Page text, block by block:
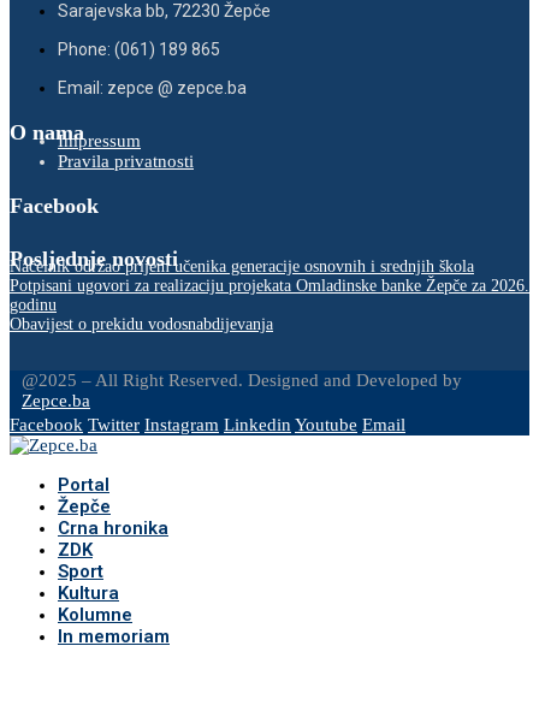
Sarajevska bb, 72230 Žepče
Phone: (061) 189 865
Email: zepce @ zepce.ba
O namaImpressum
Pravila privatnosti
Facebook
Posljednje novosti
Načelnik održao prijem učenika generacije osnovnih i srednjih škola
Potpisani ugovori za realizaciju projekata Omladinske banke Žepče za 2026.
godinu
Obavijest o prekidu vodosnabdijevanja
@2025 – All Right Reserved. Designed and Developed by
Zepce.ba
Facebook Twitter Instagram LinkedinYoutube Email
Portal
Žepče
Crna hronika
ZDK
Sport
Kultura
Kolumne
In memoriam